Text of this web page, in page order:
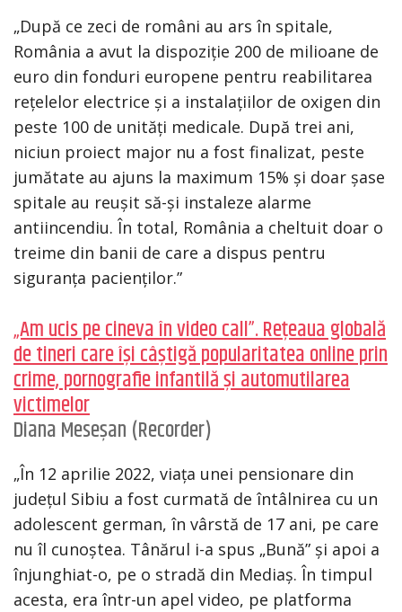
„După ce zeci de români au ars în spitale,
România a avut la dispoziție 200 de milioane de
euro din fonduri europene pentru reabilitarea
rețelelor electrice și a instalațiilor de oxigen din
peste 100 de unități medicale. După trei ani,
niciun proiect major nu a fost finalizat, peste
jumătate au ajuns la maximum 15% și doar șase
spitale au reușit să-și instaleze alarme
antiincendiu. În total, România a cheltuit doar o
treime din banii de care a dispus pentru
siguranța pacienților.”
„Am ucis pe cineva în video call”. Rețeaua globală
de tineri care își câștigă popularitatea online prin
crime, pornografie infantilă și automutilarea
victimelor
Diana Meseșan (Recorder)
„În 12 aprilie 2022, viața unei pensionare din
județul Sibiu a fost curmată de întâlnirea cu un
adolescent german, în vârstă de 17 ani, pe care
nu îl cunoștea. Tânărul i-a spus „Bună” și apoi a
înjunghiat-o, pe o stradă din Mediaș. În timpul
acesta, era într-un apel video, pe platforma